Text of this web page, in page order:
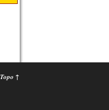
Topo ↑